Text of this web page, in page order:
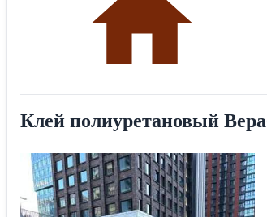
Клей полиуретановый